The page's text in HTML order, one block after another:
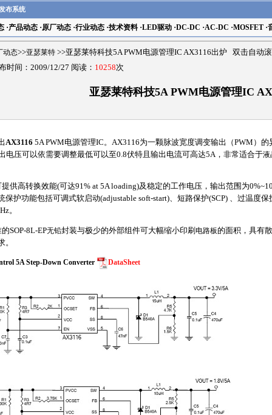
布系统
·产品动态·原厂动态·行业动态·技术资料·LED驱动·DC-DC ·AC-DC ·MOSFET·
动态>>亚瑟莱特 >>亚瑟莱特科技5A PWM电源管理IC AX3116出炉 双击自动
时间：2009/12/27 阅读： 10258次
亚瑟莱特科技5A PWM电源管理IC
AX3116 5A PWM电源管理IC。AX3116为一颗脉波宽度调变输出（PWM ）的
电压可以依需要调整最低可以至0.8伏特且输出电流可高达5A，非常适合于液
供高转换效能(可达91% at 5A loading)及稳定的工作电压，输出范围为
保护功能包括可调式软启动(adjustable soft-start)、短路保护(SCP) 、过温度
。
SOP-8L-EP无铅封装与极少的外部组件可大幅缩小印刷 电路板的面积，具有
。
5A Step-Down Converter DataSheet